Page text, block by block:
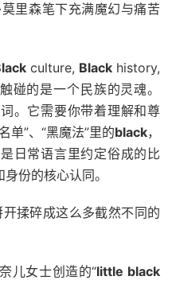
里森笔下充满魔幻与痛苦
culture, Black history,
碰的是一个民族的灵魂。
。它需要你带着理解和尊
单”、“黑魔法”里的black，
日常语言里约定俗成的比
份的核心认同。
揉碎成这么多截然不同的
儿女士创造的“little black